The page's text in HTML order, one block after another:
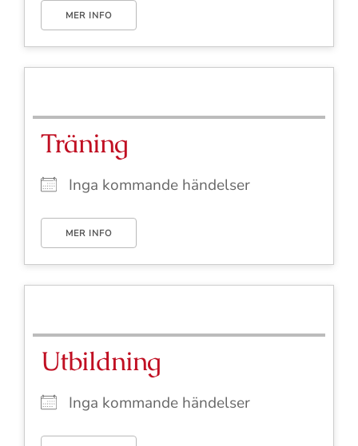
MER INFO
Träning
Inga kommande händelser
MER INFO
Utbildning
Inga kommande händelser